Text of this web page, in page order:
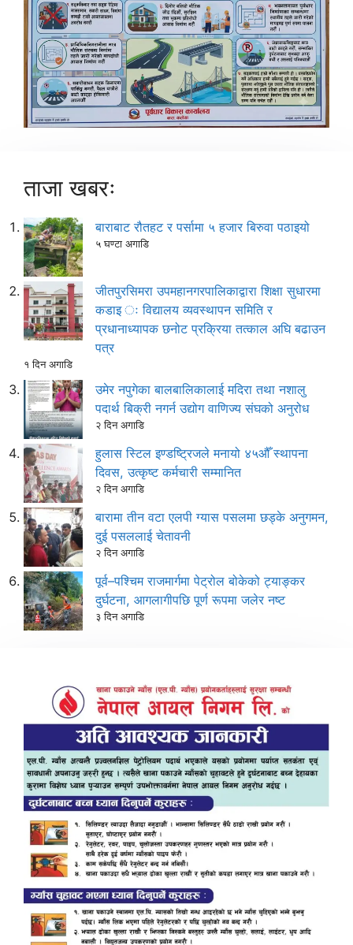
ताजा खबरः
बाराबाट रौतहट र पर्सामा ५ हजार बिरुवा पठाइयो
५ घण्टा अगाडि
जीतपुरसिमरा उपमहानगरपालिकाद्वारा शिक्षा सुधारमा
कडाइ ः विद्यालय व्यवस्थापन समिति र
प्रधानाध्यापक छनोट प्रक्रिया तत्काल अघि बढाउन
पत्र
१ दिन अगाडि
उमेर नपुगेका बालबालिकालाई मदिरा तथा नशालु
पदार्थ बिक्री नगर्न उद्योग वाणिज्य संघको अनुरोध
२ दिन अगाडि
हुलास स्टिल इण्डष्ट्रिजले मनायो ४५औँ स्थापना
दिवस, उत्कृष्ट कर्मचारी सम्मानित
२ दिन अगाडि
बारामा तीन वटा एलपी ग्यास पसलमा छड्के अनुगमन,
दुई पसललाई चेतावनी
२ दिन अगाडि
पूर्व–पश्चिम राजमार्गमा पेट्रोल बोकेको ट्याङ्कर
दुर्घटना, आगलागीपछि पूर्ण रूपमा जलेर नष्ट
३ दिन अगाडि